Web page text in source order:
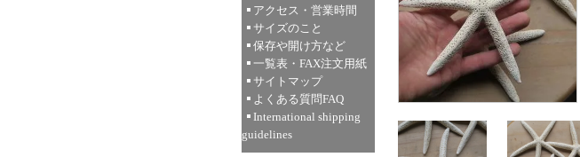
アクセス・営業時間
サイズのこと
保存や開け方など
一覧表・FAX注文用紙
サイトマップ
よくある質問FAQ
International shipping
guidelines